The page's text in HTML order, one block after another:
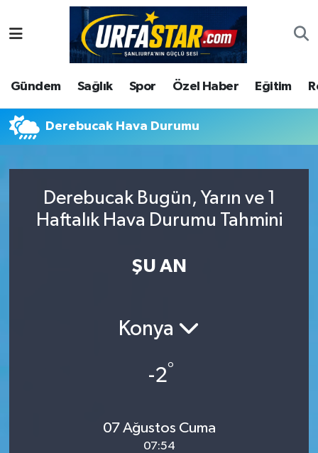
Gündem Sağlık Spor Özel Haber Eğitim
Derebucak Hava Durumu
Derebucak Bugün, Yarın ve 1
Haftalık Hava Durumu Tahmini
ŞU AN
Konya
-2°
07 Ağustos Cuma
07:54
ASAYİS
ÇEVRE
DUNYA
Ekonomi
Şanlıurfa Nöbetçi Eczaneler
Şanlıurfa Hava Durumu
Şanlıurfa Namaz Vakitleri
Süper Lig Puan Durumu ve Fikstür
Son Dakika Haberleri